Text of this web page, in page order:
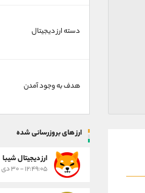
دسته ارز دیجیتال
هدف به وجود آمدن
ارز های بروزرسانی شده
ارز ديجيتال شیبا
۱۲:۴۹:۰۵ - ۳۰ دی ۱۴۰۳